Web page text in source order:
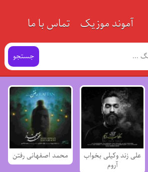
آموند موزیک تماس با ما
جستجو
علی زند وکیلی بخواب
آروم
محمد اصفهانی رفتن